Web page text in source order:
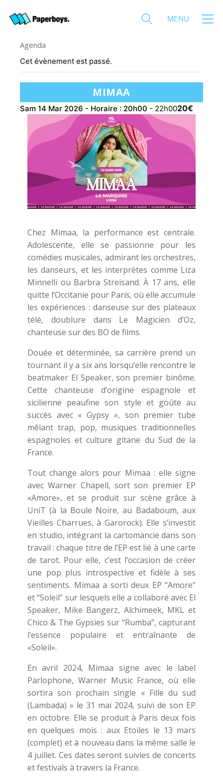
MENU
Agenda
Cet évènement est passé.
MIMAA
Sam 14 Mar 2026 - Horaire : 20h00 - 22h0020€
Chez Mimaa, la performance est centrale.
Adolescente, elle se passionne pour les
comédies musicales, admirant les orchestres,
les danseurs, et les interprètes comme Liza
Minnelli ou Barbra Streisand. À 17 ans, elle
quitte l’Occitanie pour Paris, où elle accumule
les expériences : danseuse sur des plateaux
télé, doublure dans Le Magicien d’Oz,
chanteuse sur des BO de films.
Douée et déterminée, sa carrière prend un
tournant il y a six ans lorsqu’elle rencontre le
beatmaker El Speaker, son premier binôme.
Cette chanteuse d’origine espagnole et
sicilienne peaufine son style et goûte au
succès avec « Gypsy », son premier tube
mêlant trap, pop, musiques traditionnelles
espagnoles et culture gitane du Sud de la
France.
Tout change alors pour Mimaa : elle signe
avec Warner Chapell, sort son premier EP
«Amore», et se produit sur scène grâce à
UniT (à la Boule Noire, au Badaboum, aux
Vieilles Charrues, à Garorock). Elle s’investit
en studio, intégrant la cartomancie dans son
travail : chaque titre de l’EP est lié à une carte
de tarot. Pour elle, c’est l’occasion de créer
une pop plus introspective et fidèle à ses
sentiments. Mimaa a sorti deux EP “Amore”
et “Soleil” sur lesquels elle a collaboré avec El
Speaker, Mike Bangerz, Alchimeek, MKL et
Chico & The Gypsies sur “Rumba”, capturant
l’essence populaire et entraînante de
«Soleil».
En avril 2024, Mimaa signe avec le label
Parlophone, Warner Music France, où elle
sortira son prochain single « Fille du sud
(Lambada) » le 31 mai 2024, suivi de son EP
en octobre. Elle se produit à Paris deux fois
en quelques mois : aux Etoiles le 13 mars
(complet) et à nouveau dans la même salle le
4 juillet. Ces dates seront suivies de concerts
et festivals à travers la France.